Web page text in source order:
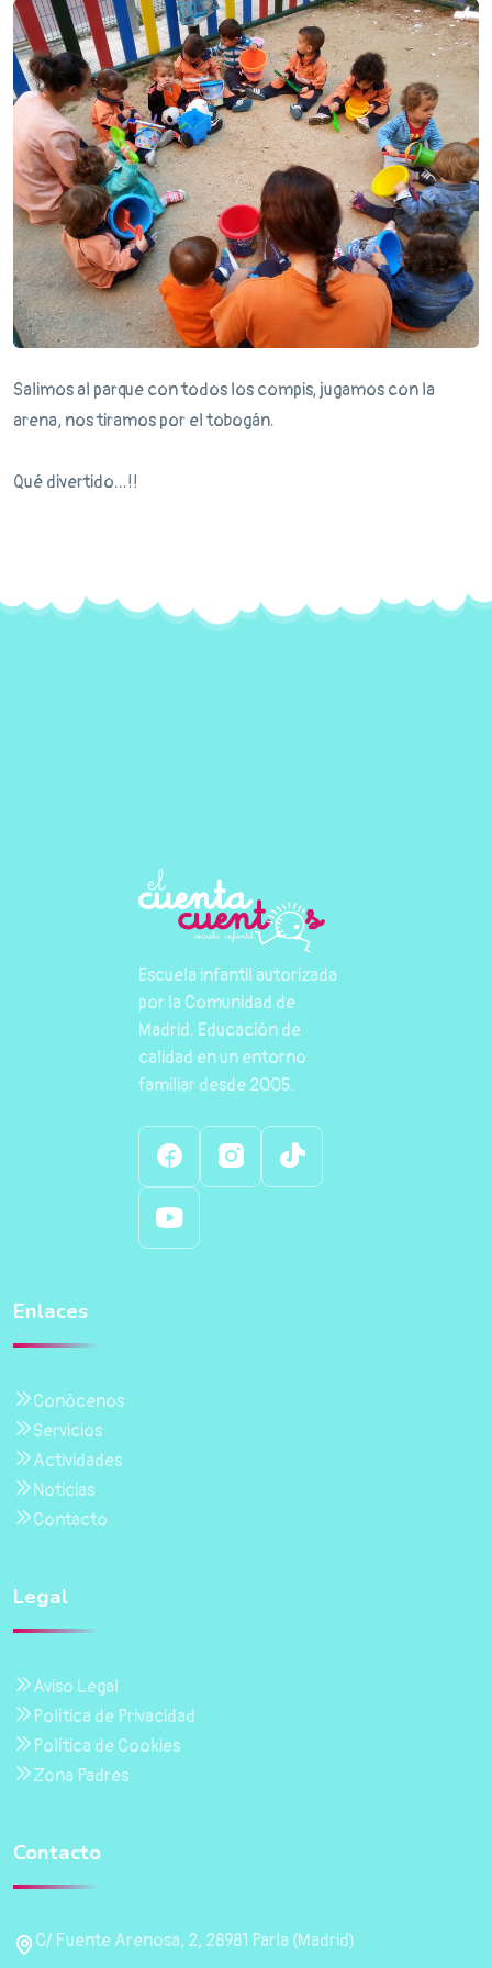
Salimos al parque con todos los compis, jugamos con la
arena, nos tiramos por el tobogán.
Qué divertido...!!
Escuela infantil autorizada
por la Comunidad de
Madrid. Educación de
calidad en un entorno
familiar desde 2005.
Enlaces
Conócenos
Servicios
Actividades
Noticias
Contacto
Legal
Aviso Legal
Política de Privacidad
Política de Cookies
Zona Padres
Contacto
C/ Fuente Arenosa, 2, 28981 Parla (Madrid)